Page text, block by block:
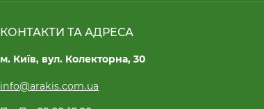
КОНТАКТИ ТА АДРЕСА
м. Київ, вул. Колекторна, 30
info@arakis.com.ua